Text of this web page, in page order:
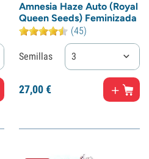
Amnesia Haze Auto (Royal
Queen Seeds) Feminizada
(45)
Semillas 3
27,00€